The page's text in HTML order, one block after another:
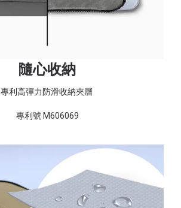
隨心收納
專利高彈力防滑收納夾層
專利號 M606069